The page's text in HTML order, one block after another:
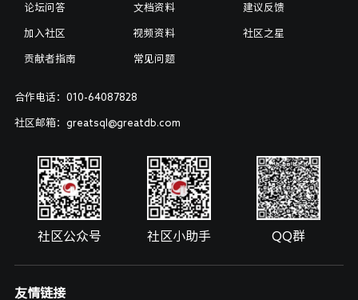
论坛问答
加入社区
贡献者指南
文档资料
视频资料
常见问题
建议反馈
社区之星
合作电话：010-64087828
社区邮箱：greatsql@greatdb.com
社区公众号 社区小助手 QQ群
友情链接